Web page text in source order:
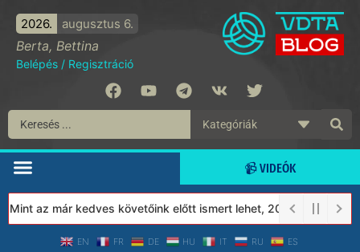
2026. augusztus 6.
Berta, Bettina
Belépés / Regisztráció
📹 VIDEÓK
az már kedves követőink előtt ismert lehet, 2023-tól a Védett
EN FR DE HU IT RU ES